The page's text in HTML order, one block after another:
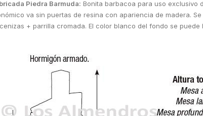
Piedra Barmuda: Bonita barbacoa para uso exclusivo
va sin puertas de resina con apariencia de madera.
+ parrilla cromada. El color blanco del fondo se